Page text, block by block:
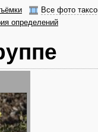
Все фото
определений